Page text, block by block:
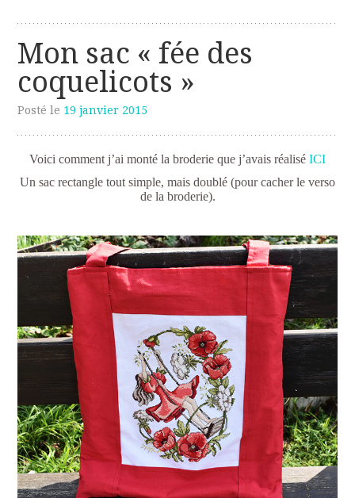
Mon sac « fée des
coquelicots »
Posté le 19 janvier 2015
Voici comment j’ai monté la broderie que j’avais réalisé ICI
Un sac rectangle tout simple, mais doublé (pour cacher le verso
de la broderie).